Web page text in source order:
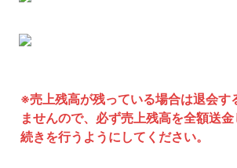
※売上残高が残っている場合は退会す
ませんので、必ず売上残高を全額送
続きを行うようにしてください。